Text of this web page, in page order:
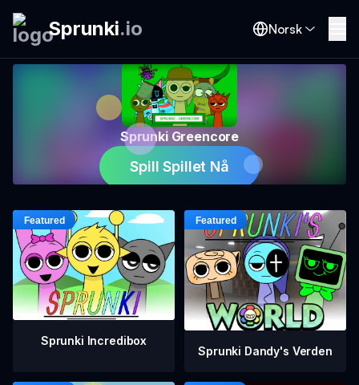
Sprunki.io Norsk
Sprunki Greencore
Spill Spillet Nå
Sprunki Incredibox
Sprunki Dandy's Verden